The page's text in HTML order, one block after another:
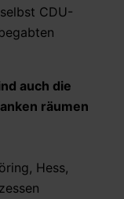
CDU-
auch die
räumen
Hess,